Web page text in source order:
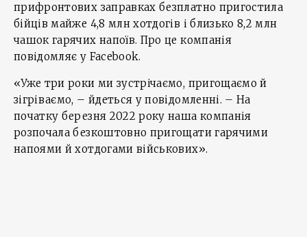
прифронтових заправках безплатно пригостила
бійців майже 4,8 млн хотдогів і близько 8,2 млн
чашок гарячих напоїв. Про це компанія
повідомляє у Facebook.
«Уже три роки ми зустрічаємо, пригощаємо й
зігріваємо, – йдеться у повідомленні. – На
початку березня 2022 року наша компанія
розпочала безкоштовно пригощати гарячими
напоями й хотдогами військових».